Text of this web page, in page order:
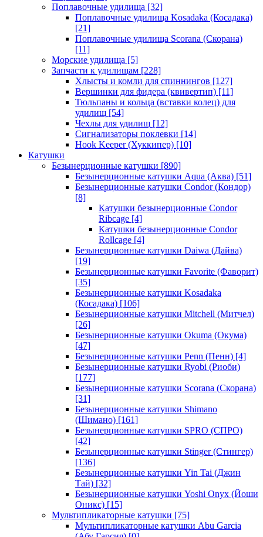
Поплавочные удилища [32]
Поплавочные удилища Kosadaka (Косадака)
[21]
Поплавочные удилища Scorana (Скорана)
[11]
Морские удилища [5]
Запчасти к удилищам [228]
Хлысты и комли для спиннингов [127]
Вершинки для фидера (квивертип) [11]
Тюльпаны и кольца (вставки колец) для
удилищ [54]
Чехлы для удилищ [12]
Сигнализаторы поклевки [14]
Hook Keeper (Хуккипер) [10]
Катушки
Безынерционные катушки [890]
Безынерционные катушки Aqua (Аква) [51]
Безынерционные катушки Condor (Кондор)
[8]
Катушки безынерционные Condor
Ribcage [4]
Катушки безынерционные Condor
Rollcage [4]
Безынерционные катушки Daiwa (Дайва)
[19]
Безынерционные катушки Favorite (Фаворит)
[35]
Безынерционные катушки Kosadaka
(Косадака) [106]
Безынерционные катушки Mitchell (Митчел)
[26]
Безынерционные катушки Okuma (Окума)
[47]
Безынерционные катушки Penn (Пенн) [4]
Безынерционные катушки Ryobi (Риоби)
[177]
Безынерционные катушки Scorana (Скорана)
[31]
Безынерционные катушки Shimano
(Шимано) [161]
Безынерционные катушки SPRO (СПРО)
[42]
Безынерционные катушки Stinger (Стингер)
[136]
Безынерционные катушки Yin Tai (Джин
Тай) [32]
Безынерционные катушки Yoshi Onyx (Йоши
Оникс) [15]
Мультипликаторные катушки [75]
Мультипликаторные катушки Abu Garcia